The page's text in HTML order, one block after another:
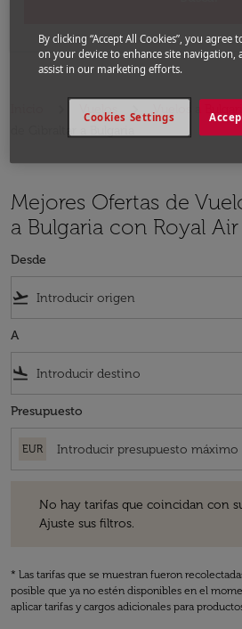
Vuelos Vuelos a Bulgaria
Mejores Ofertas de
a Bulgaria con Royal
Desde
flight_takeoff
A
flight_land
Presupuesto
EUR
No hay tarifas que coincidan con
Ajuste sus filtros.
* Las tarifas que se muestran fueron
posible que ya no estén disponibles en el
aplicar tarifas y cargos adicionales para
By clicking “Accept All Cookies”, you
on your device to enhance site navigation,
assist in our marketing efforts.
Cookies Settings